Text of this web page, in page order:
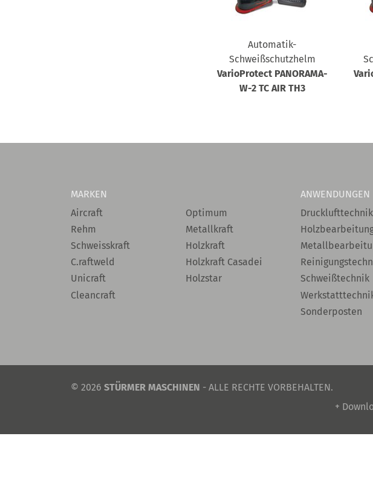
Automatik-
Schweißschutzhelm
VarioProtect PANORAMA-
W-2 TC AIR TH3
MARKEN
Aircraft
Rehm
Schweisskraft
C.raftweld
Unicraft
Cleancraft
Optimum
Metallkraft
Holzkraft
Holzkraft Casadei
Holzstar
ANWENDUNGEN
Drucklufttechnik
Schweißtechnik
Sonderposten
© 2026 STÜRMER MASCHINEN - ALLE RECHTE VORBEHALTEN.
+